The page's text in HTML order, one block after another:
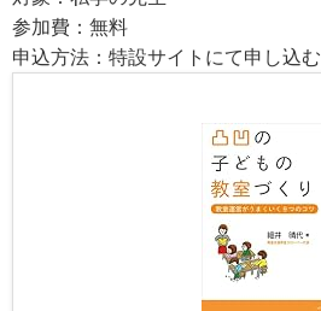
参加費：無料
申込方法：特設サイトにて申し込む